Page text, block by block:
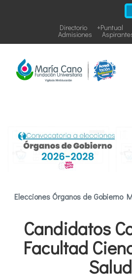
+Puntual
Directorio
Admisiones
Elecciones Órganos de Gobierno
Candidatos
Facultad
Salud